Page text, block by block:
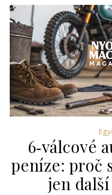
6‑válcové
peníze: proč
jen